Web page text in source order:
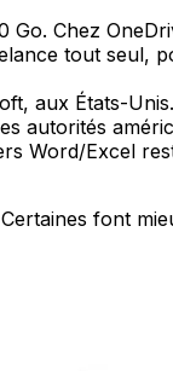
Go. Chez
tout seul,
aux États-
autorités
Word/Excel
font